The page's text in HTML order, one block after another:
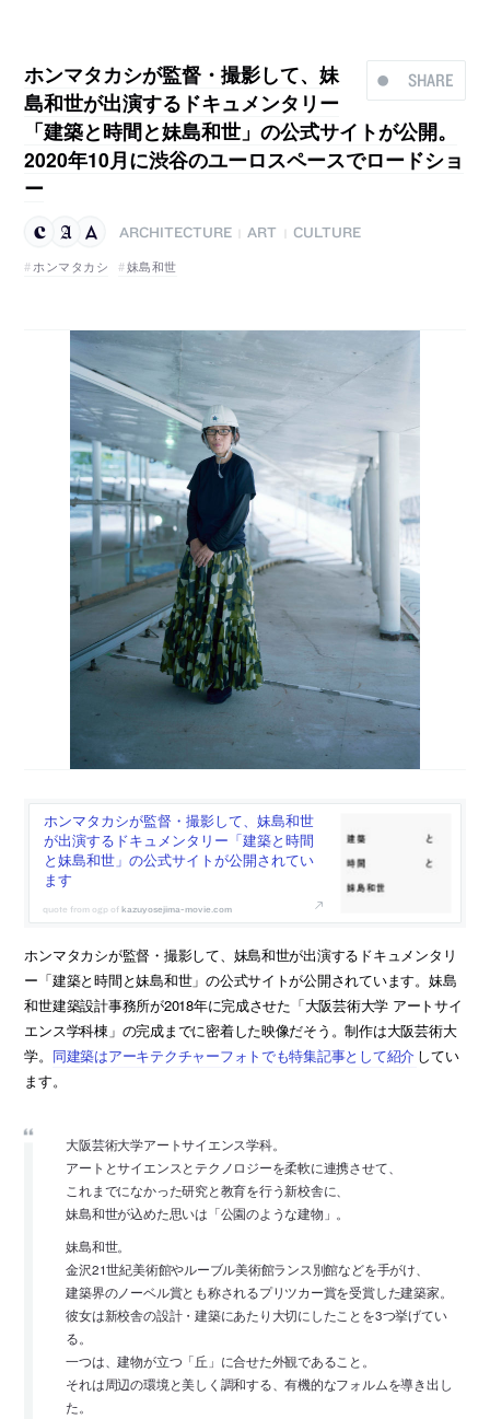
SHARE
ホンマタカシが監督・撮影して、妹
島和世が出演するドキュメンタリー
「建築と時間と妹島和世」の公式サイトが公開。
2020年10月に渋谷のユーロスペースでロードショ
ー
ARCHITECTURE ART
CULTURE
ホンマタカシ
妹島和世
ホンマタカシが監督・撮影して、妹島和世
が出演するドキュメンタリー「建築と時間
と妹島和世」の公式サイトが公開されてい
ます
kazuyosejima-movie.com
ホンマタカシが監督・撮影して、妹島和世が出演するドキュメンタリ
ー「建築と時間と妹島和世」の公式サイトが公開されています。妹島
和世建築設計事務所が2018年に完成させた「大阪芸術大学 アートサイ
エンス学科棟」の完成までに密着した映像だそう。制作は大阪芸術大
学。 同建築はアーキテクチャーフォトでも特集記事として紹介 してい
ます。
大阪芸術大学アートサイエンス学科。
アートとサイエンスとテクノロジーを柔軟に連携させて、
これまでになかった研究と教育を行う新校舎に、
妹島和世が込めた思いは「公園のような建物」。
妹島和世。
金沢21世紀美術館やルーブル美術館ランス別館などを手がけ、
建築界のノーベル賞とも称されるプリツカー賞を受賞した建築家。
彼女は新校舎の設計・建築にあたり大切にしたことを3つ挙げてい
る。
一つは、建物が立つ「丘」に合せた外観であること。
それは周辺の環境と美しく調和する、有機的なフォルムを導き出し
た。